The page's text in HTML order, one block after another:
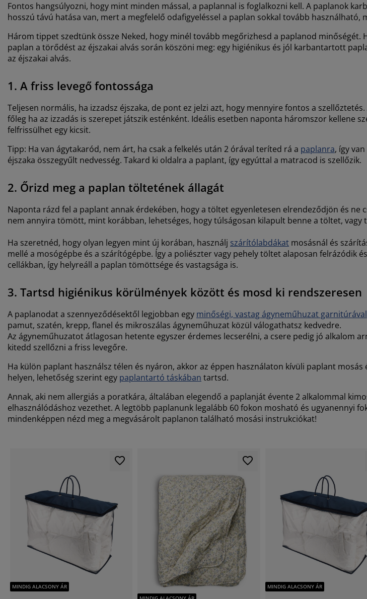
Fontos hangsúlyozni, hogy mint minden mással, a paplannal is foglalkozni kell. A paplanok
hosszú távú hatása van, mert a megfelelő odafigyeléssel a paplan sokkal tovább használható,
Három tippet szedtünk össze Neked, hogy minél tovább megőrizhesd a paplanod
paplan a törődést az éjszakai alvás során köszöni meg: egy higiénikus és jól karbantartott
az éjszakai alvás.
1. A friss levegő fontossága
Teljesen normális, ha izzadsz éjszaka, de pont ez jelzi azt, hogy mennyire fontos a
főleg ha az izzadás is szerepet játszik esténként. Ideális esetben naponta háromszor kellene
felfrissülhet egy kicsit.
Tipp: Ha van ágytakaród, nem árt, ha csak a felkelés után 2 órával teríted rá a paplanra, így
éjszaka összegyűlt nedvesség. Takard ki oldalra a paplant, így egyúttal a matracod is szellőzik.
2. Őrizd meg a paplan töltetének állagát
Naponta rázd fel a paplant annak érdekében, hogy a töltet egyenletesen elrendeződjön és ne
nem annyira tömött, mint korábban, lehetséges, hogy túlságosan kilapult benne a töltet, vagy
Ha szeretnéd, hogy olyan legyen mint új korában, használj szárítólabdákat mosásnál és
mellé a mosógépbe és a szárítógépbe. Így a poliészter vagy pehely töltet alaposan felrázódik
cellákban, így helyreáll a paplan tömöttsége és vastagsága is.
3. Tartsd higiénikus körülmények között és mosd ki rendszeresen
A paplanodat a szennyeződésektől legjobban egy minőségi, vastag ágyneműhuzat garnitúrával
pamut, szatén, krepp, flanel és mikroszálas ágyneműhuzat közül válogathatsz kedvedre.
Az ágyneműhuzatot átlagosan hetente egyszer érdemes lecserélni, a csere pedig jó alkalom
kitedd szellőzni a friss levegőre.
Ha külön paplant használsz télen és nyáron, akkor az éppen használaton kívüli paplant
helyen, lehetőség szerint egy paplantartó táskában tartsd.
Annak, aki nem allergiás a poratkára, általában elegendő a paplanját évente 2 alkalommal
elhasználódáshoz vezethet. A legtöbb paplanunk legalább 60 fokon mosható és ugyanennyi
mindenképpen nézd meg a megvásárolt paplanon található mosási instrukciókat!
MINDIG ALACSONY ÁR MINDIG ALACSONY ÁR